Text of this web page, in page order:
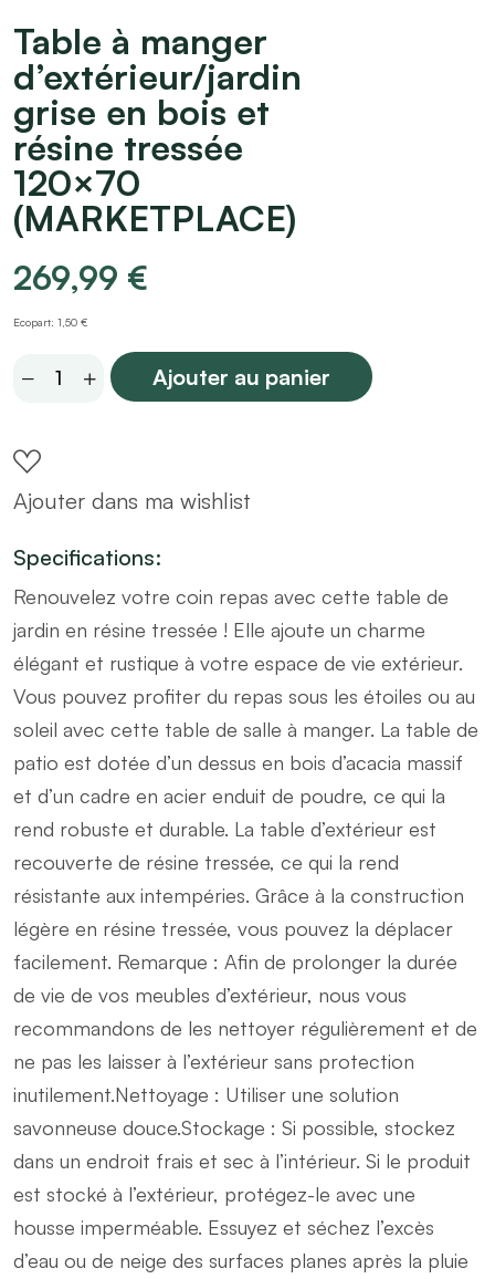
Table à manger
d’extérieur/jardin
grise en bois et
résine tressée
120×70
(MARKETPLACE)
269,99 €
Ecopart: 1,50 €
Table
d’extérieur/jardin
grise
bois
et
résine
tressée
120×70
(MARKETPLACE)
quantity
Ajouter au panier
Ajouter dans ma wishlist
Specifications:
Renouvelez votre coin repas avec cette table de
jardin en résine tressée ! Elle ajoute un charme
élégant et rustique à votre espace de vie extérieur.
Vous pouvez profiter du repas sous les étoiles ou au
soleil avec cette table de salle à manger. La table de
patio est dotée d’un dessus en bois d’acacia massif
et d’un cadre en acier enduit de poudre, ce qui la
rend robuste et durable. La table d’extérieur est
recouverte de résine tressée, ce qui la rend
résistante aux intempéries. Grâce à la construction
légère en résine tressée, vous pouvez la déplacer
facilement. Remarque : Afin de prolonger la durée
de vie de vos meubles d’extérieur, nous vous
recommandons de les nettoyer régulièrement et de
ne pas les laisser à l’extérieur sans protection
inutilement.Nettoyage : Utiliser une solution
savonneuse douce.Stockage : Si possible, stockez
dans un endroit frais et sec à l’intérieur. Si le produit
est stocké à l’extérieur, protégez-le avec une
housse imperméable. Essuyez et séchez l’excès
d’eau ou de neige des surfaces planes après la pluie